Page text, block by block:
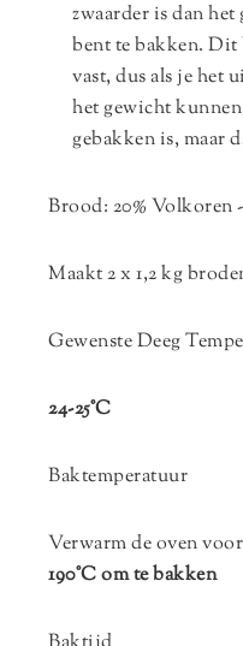
zwaarder is dan
bent te bakken.
vast, dus als je het
het gewicht
gebakken is, maar
Brood: 20%
Maakt 2 x 1,2 kg
Gewenste Deeg
24-25°C
Baktemperatuur
Verwarm de oven
190°C om te bakken